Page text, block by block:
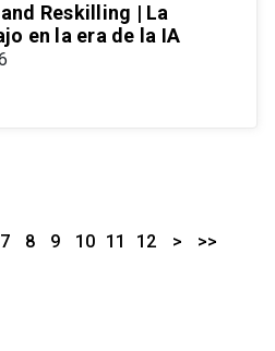
Reskilling | La
en la era de la IA
7 8 9 10 11 12 > >>